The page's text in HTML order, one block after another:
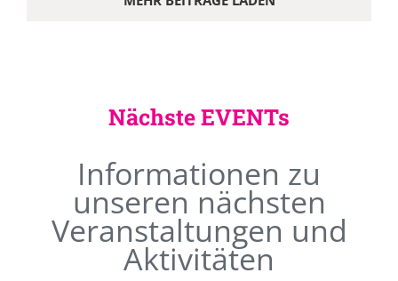
Nächste EVENTs
Informationen zu
unseren nächsten
Veranstaltungen und
Aktivitäten